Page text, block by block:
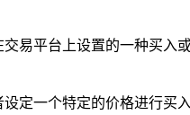
易平台上设置的一种买入
定一个特定的价格进行买